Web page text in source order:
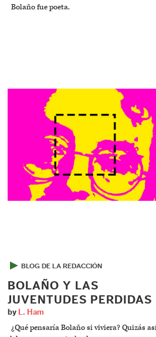
Bolaño fue poeta.
▶ BLOG DE LA REDACCIÓN
BOLAÑO Y LAS
JUVENTUDES PERDIDAS
by L. Ham
¿Qué pensaría Bolaño si viviera? Quizás